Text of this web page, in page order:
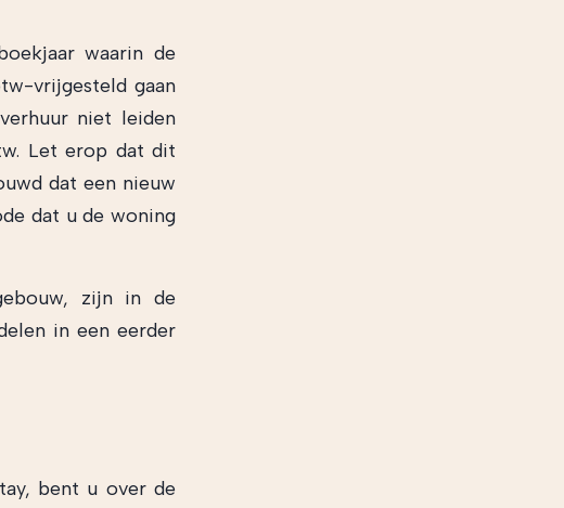
waarin de
vrijgesteld gaan
niet leiden
Let erop dat dit
dat een nieuw
dat u de woning
zijn in de
in een eerder
bent u over de